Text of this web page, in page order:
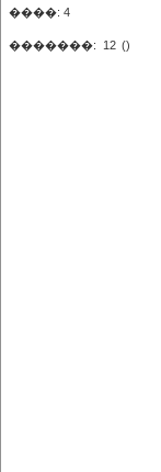
����: 4
�������: 12 ()